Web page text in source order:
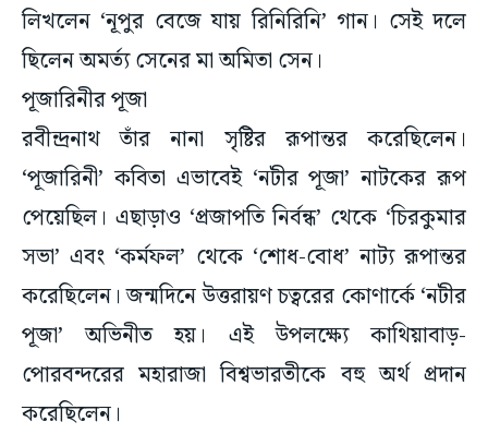
লিখলেন ‘নূপুর বেজে যায় রিনিরিনি’ গান। সেই দলে
ছিলেন অমর্ত্য সেনের মা অমিতা সেন।
পূজারিনীর পূজা
রবীন্দ্রনাথ তাঁর নানা সৃষ্টির রূপান্তর করেছিলেন।
‘পূজারিনী’ কবিতা এভাবেই ‘নটীর পূজা’ নাটকের রূপ
পেয়েছিল। এছাড়াও ‘প্রজাপতি নির্বন্ধ’ থেকে ‘চিরকুমার
সভা’ এবং ‘কর্মফল’ থেকে ‘শোধ-বোধ’ নাট্য রূপান্তর
করেছিলেন। জন্মদিনে উত্তরায়ণ চত্বরের কোণার্কে ‘নটীর
পূজা’ অভিনীত হয়। এই উপলক্ষ্যে কাথিয়াবাড়-
পোরবন্দরের মহারাজা বিশ্বভারতীকে বহু অর্থ প্রদান
করেছিলেন।